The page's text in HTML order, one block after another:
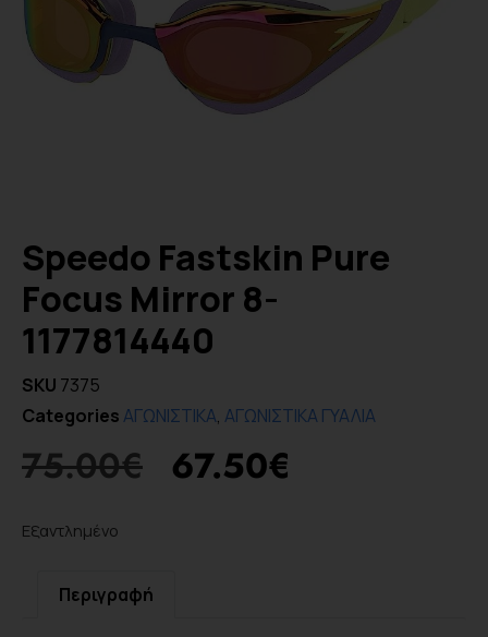
Speedo Fastskin Pure
Focus Mirror 8-
1177814440
SKU 7375
CategoriesΑΓΩΝΙΣΤΙΚΑ, ΑΓΩΝΙΣΤΙΚΑ ΓΥΑΛΙΑ
75.00€ 67.50€
Εξαντλημένο
Περιγραφή